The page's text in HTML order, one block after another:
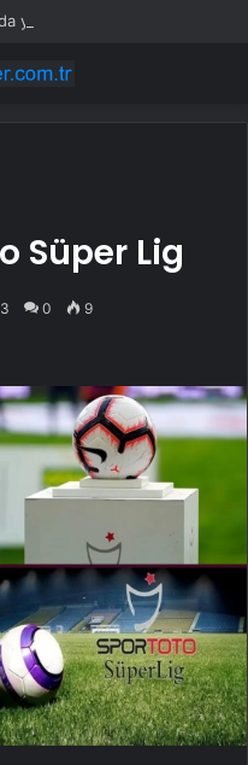
Süper Lig
0 9